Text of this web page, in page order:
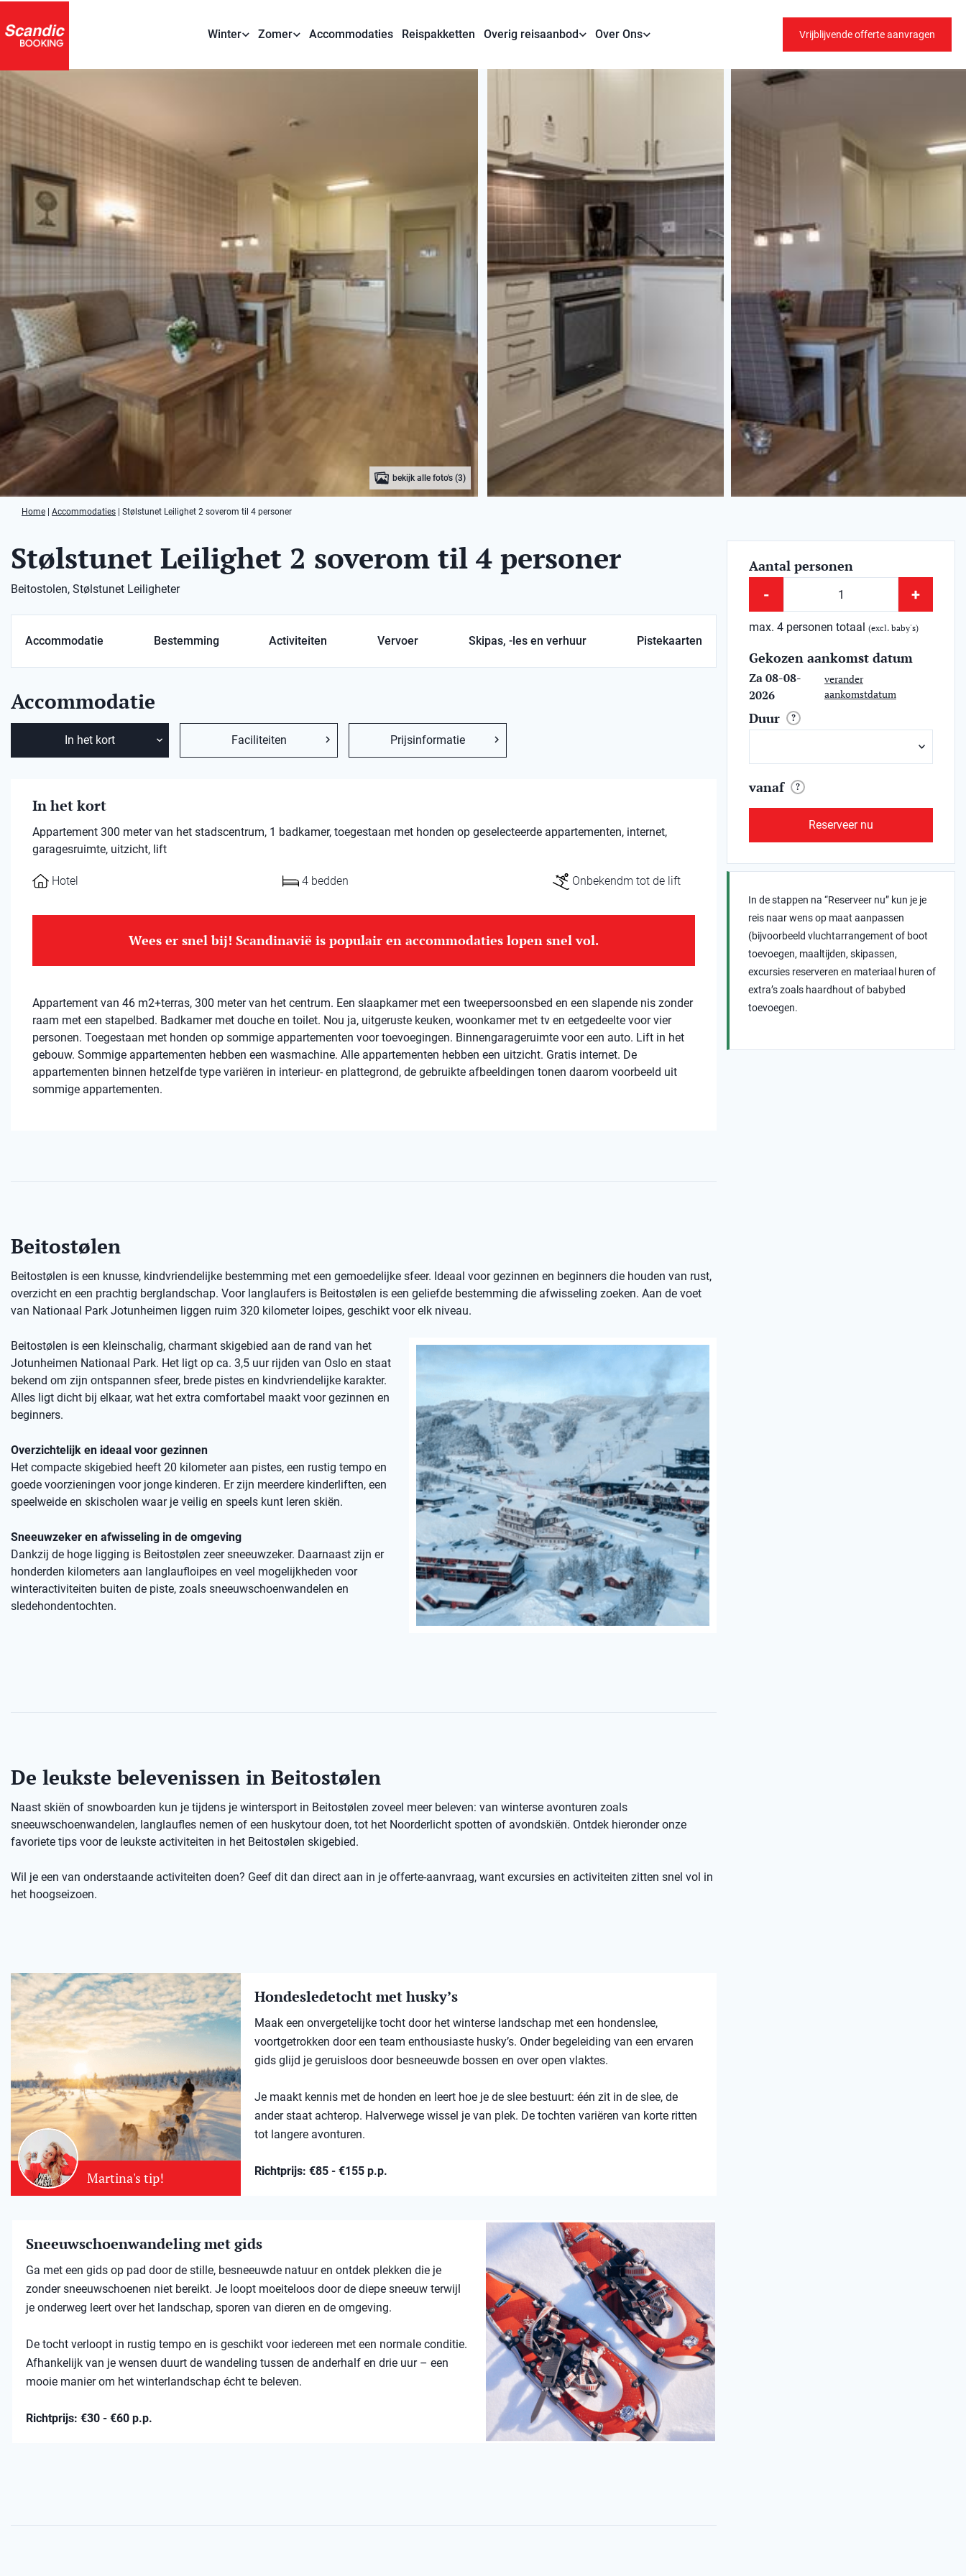
Winter Zomer Accommodaties Reispakketten Overig reisaanbod Over Ons Vrijblijvende offerte aanvragen
bekijk alle foto's (3)
Home Accommodaties Stølstunet Leilighet 2 soverom til 4 personer
Stølstunet Leilighet 2 soverom til 4 personer
Beitostolen, Stølstunet Leiligheter
Accommodatie Bestemming Activiteiten Vervoer Skipas, -les en verhuur Pistekaarten
Accommodatie
In het kort Faciliteiten Prijsinformatie
In het kort
Appartement 300 meter van het stadscentrum, 1 badkamer, toegestaan ​​met honden op geselecteerde appartementen, internet,
garagesruimte, uitzicht, lift
Hotel 4 bedden Onbekendm tot de lift
Wees er snel bij! Scandinavië is populair en accommodaties lopen snel vol.
Appartement van 46 m2+terras, 300 meter van het centrum. Een slaapkamer met een tweepersoonsbed en een slapende nis zonder
raam met een stapelbed. Badkamer met douche en toilet. Nou ja, uitgeruste keuken, woonkamer met tv en eetgedeelte voor vier
personen. Toegestaan ​​met honden op sommige appartementen voor toevoegingen. Binnengarageruimte voor een auto. Lift in het
gebouw. Sommige appartementen hebben een wasmachine. Alle appartementen hebben een uitzicht. Gratis internet. De
appartementen binnen hetzelfde type variëren in interieur- en plattegrond, de gebruikte afbeeldingen tonen daarom voorbeeld uit
sommige appartementen.
Beitostølen
Beitostølen is een knusse, kindvriendelijke bestemming met een gemoedelijke sfeer. Ideaal voor gezinnen en beginners die houden van rust,
overzicht en een prachtig berglandschap. Voor langlaufers is Beitostølen is een geliefde bestemming die afwisseling zoeken. Aan de voet
van Nationaal Park Jotunheimen liggen ruim 320 kilometer loipes, geschikt voor elk niveau.
Beitostølen is een kleinschalig, charmant skigebied aan de rand van het
Jotunheimen Nationaal Park. Het ligt op ca. 3,5 uur rijden van Oslo en staat
bekend om zijn ontspannen sfeer, brede pistes en kindvriendelijke karakter.
Alles ligt dicht bij elkaar, wat het extra comfortabel maakt voor gezinnen en
beginners.
Overzichtelijk en ideaal voor gezinnen
Het compacte skigebied heeft 20 kilometer aan pistes, een rustig tempo en
goede voorzieningen voor jonge kinderen. Er zijn meerdere kinderliften, een
speelweide en skischolen waar je veilig en speels kunt leren skiën.
Sneeuwzeker en afwisseling in de omgeving
Dankzij de hoge ligging is Beitostølen zeer sneeuwzeker. Daarnaast zijn er
honderden kilometers aan langlaufloipes en veel mogelijkheden voor
winteractiviteiten buiten de piste, zoals sneeuwschoenwandelen en
sledehondentochten.
De leukste belevenissen in Beitostølen
Naast skiën of snowboarden kun je tijdens je wintersport in Beitostølen zoveel meer beleven: van winterse avonturen zoals
sneeuwschoenwandelen, langlaufles nemen of een huskytour doen, tot het Noorderlicht spotten of avondskiën. Ontdek hieronder onze
favoriete tips voor de leukste activiteiten in het Beitostølen skigebied.
Wil je een van onderstaande activiteiten doen? Geef dit dan direct aan in je offerte-aanvraag, want excursies en activiteiten zitten snel vol in
het hoogseizoen.
Martina's tip!
Hondesledetocht met husky’s
Maak een onvergetelijke tocht door het winterse landschap met een hondenslee,
voortgetrokken door een team enthousiaste husky’s. Onder begeleiding van een ervaren
gids glijd je geruisloos door besneeuwde bossen en over open vlaktes.
Je maakt kennis met de honden en leert hoe je de slee bestuurt: één zit in de slee, de
ander staat achterop. Halverwege wissel je van plek. De tochten variëren van korte ritten
tot langere avonturen.
Richtprijs: €85 - €155 p.p.
Sneeuwschoenwandeling met gids
Ga met een gids op pad door de stille, besneeuwde natuur en ontdek plekken die je
zonder sneeuwschoenen niet bereikt. Je loopt moeiteloos door de diepe sneeuw terwijl
je onderweg leert over het landschap, sporen van dieren en de omgeving.
De tocht verloopt in rustig tempo en is geschikt voor iedereen met een normale conditie.
Afhankelijk van je wensen duurt de wandeling tussen de anderhalf en drie uur – een
mooie manier om het winterlandschap écht te beleven.
Richtprijs: €30 - €60 p.p.
Aantal personen
- +
max. 4 personen totaal(excl. baby's)
Gekozen aankomst datum
Za 08-08-
2026
verander
aankomstdatum
Duur ?
vanaf ?
Reserveer nu
In de stappen na “Reserveer nu” kun je je
reis naar wens op maat aanpassen
(bijvoorbeeld vluchtarrangement of boot
toevoegen, maaltijden, skipassen,
excursies reserveren en materiaal huren of
extra’s zoals haardhout of babybed
toevoegen.